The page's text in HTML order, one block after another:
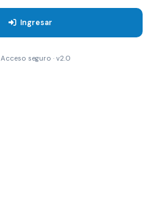
Ingresar
Acceso seguro · v2.0